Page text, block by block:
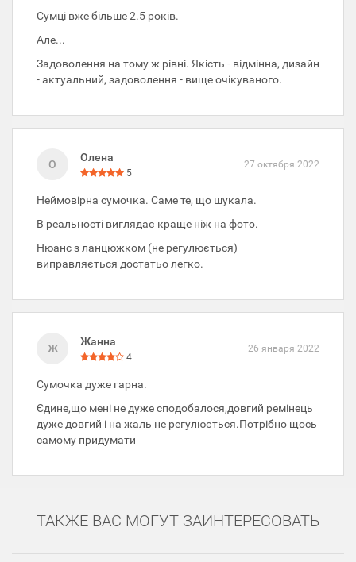
Сумці вже більше 2.5 років.
Але...
Задоволення на тому ж рівні. Якість - відмінна, дизайн
- актуальний, задоволення - вище очікуваного.
О
Олена
5
27 октября 2022
Неймовірна сумочка. Саме те, що шукала.
В реальності виглядає краще ніж на фото.
Нюанс з ланцюжком (не регулюється)
виправляється достатьо легко.
Ж
Жанна
4
26 января 2022
Сумочка дуже гарна.
Єдине,що мені не дуже сподобалося,довгий ремінець
дуже довгий і на жаль не регулюється.Потрібно щось
самому придумати
ТАКЖЕ ВАС МОГУТ ЗАИНТЕРЕСОВАТЬ